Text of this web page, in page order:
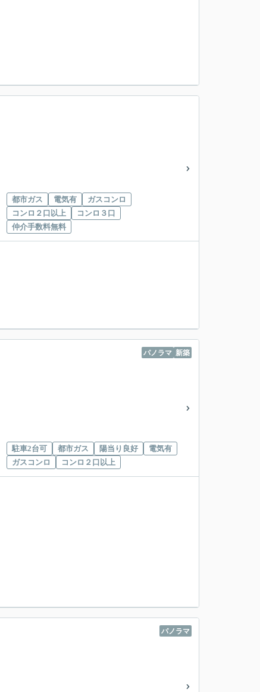
都市ガス 電気有
ガスコンロ
コンロ２口以上
コンロ３口
仲介手数料無料
パノラマ 新築
駐車2台可 都市ガス 陽当り良好
電気有
ガスコンロ
コンロ２口以上
パノラマ